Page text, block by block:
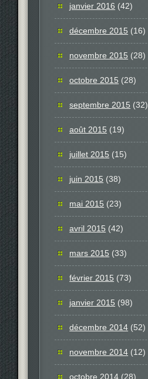
janvier 2016 (42)
décembre 2015 (16)
novembre 2015 (28)
octobre 2015 (28)
septembre 2015 (32)
août 2015 (19)
juillet 2015 (15)
juin 2015 (38)
mai 2015 (23)
avril 2015 (42)
mars 2015 (33)
février 2015 (73)
janvier 2015 (98)
décembre 2014 (52)
novembre 2014 (12)
octobre 2014 (28)